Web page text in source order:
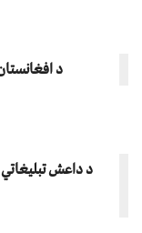
د
د داعش